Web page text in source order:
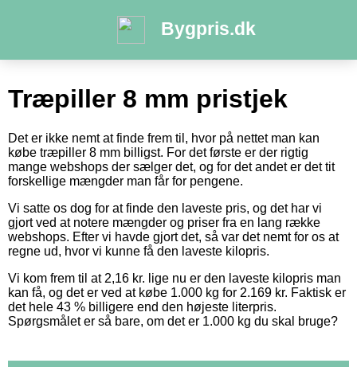
Bygpris.dk
Træpiller 8 mm pristjek
Det er ikke nemt at finde frem til, hvor på nettet man kan
købe træpiller 8 mm billigst. For det første er der rigtig
mange webshops der sælger det, og for det andet er det tit
forskellige mængder man får for pengene.
Vi satte os dog for at finde den laveste pris, og det har vi
gjort ved at notere mængder og priser fra en lang række
webshops. Efter vi havde gjort det, så var det nemt for os at
regne ud, hvor vi kunne få den laveste kilopris.
Vi kom frem til at 2,16 kr. lige nu er den laveste kilopris man
kan få, og det er ved at købe 1.000 kg for 2.169 kr. Faktisk er
det hele 43 % billigere end den højeste literpris.
Spørgsmålet er så bare, om det er 1.000 kg du skal bruge?